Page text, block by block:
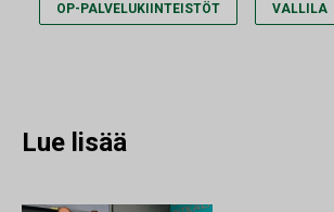
OP-PALVELUKIINTEISTÖT VALLILA
Lue lisää